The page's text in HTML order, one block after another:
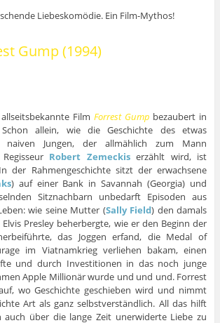
Liebeskomödie. Ein Film-Mythos!
Gump (1994)
Film Forrest Gump bezaubert in
allein, wie die Geschichte des etwas
naiven Jungen, der allmählich zum Mann
Robert Zemeckiserzählt wird, ist
der Rahmengeschichte sitzt der erwachsene
) auf einer Bank in Savannah (Georgia) und
Sitznachbarn unbedarft Episoden aus
wie seine Mutter (Sally Field) den damals
Presley beherbergte, wie er den Beginn der
das Joggen erfand, die Medal of
im Viatnamkrieg verliehen bakam, einen
und durch Investitionen in das noch junge
Apple Millionär wurde und und und. Forrest
wo Geschichte geschieben wird und nimmt
Art als ganz selbstverständlich. All das hilft
auch über die lange Zeit unerwiderte Liebe zu